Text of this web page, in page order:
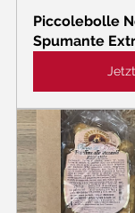
Piccolebolle
Spumante